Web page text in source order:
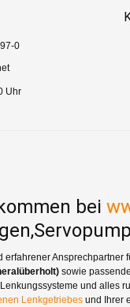
0
Uhr
bei
erfahrener Ansprechpartner
sowie
und alles
Lenkgetriebesund Ihrer